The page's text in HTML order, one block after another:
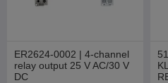
ER2624-0002 | 4-channel
relay output 25 V AC/30 V
DC